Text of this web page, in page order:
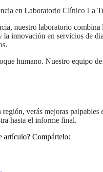
nuestro laboratorio
la innovación en servicios de
humano. Nuestro equipo
verás mejoras
hasta el informe final.
artículo? Compártelo: